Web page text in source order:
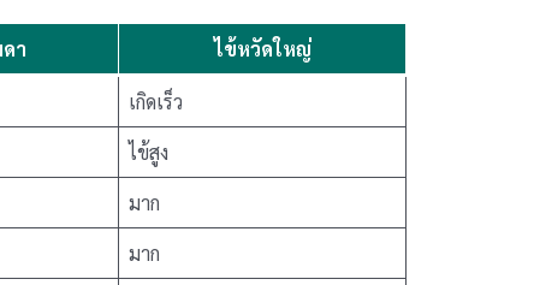
า ไข้หวัดใหญ่
เกิดเร็ว
ไข้สูง
มาก
มาก